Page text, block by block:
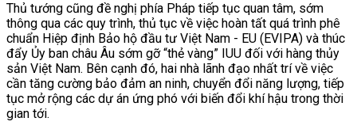
Thủ tướng cũng đề nghị phía Pháp tiếp tục quan tâm, sớm
thông qua các quy trình, thủ tục về việc hoàn tất quá trình phê
chuẩn Hiệp định Bảo hộ đầu tư Việt Nam - EU (EVIPA) và thúc
đẩy Ủy ban châu Âu sớm gỡ “thẻ vàng” IUU đối với hàng thủy
sản Việt Nam. Bên cạnh đó, hai nhà lãnh đạo nhất trí về việc
cần tăng cường bảo đảm an ninh, chuyển đổi năng lượng, tiếp
tục mở rộng các dự án ứng phó với biến đổi khí hậu trong thời
gian tới.